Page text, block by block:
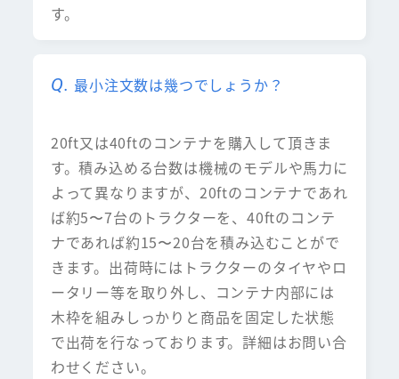
す。
最小注文数は幾つでしょうか？
20ft又は40ftのコンテナを購入して頂きま
す。積み込める台数は機械のモデルや馬力に
よって異なりますが、20ftのコンテナであれ
ば約5〜7台のトラクターを、40ftのコンテ
ナであれば約15〜20台を積み込むことがで
きます。出荷時にはトラクターのタイヤやロ
ータリー等を取り外し、コンテナ内部には
木枠を組みしっかりと商品を固定した状態
で出荷を行なっております。詳細はお問い合
わせください。